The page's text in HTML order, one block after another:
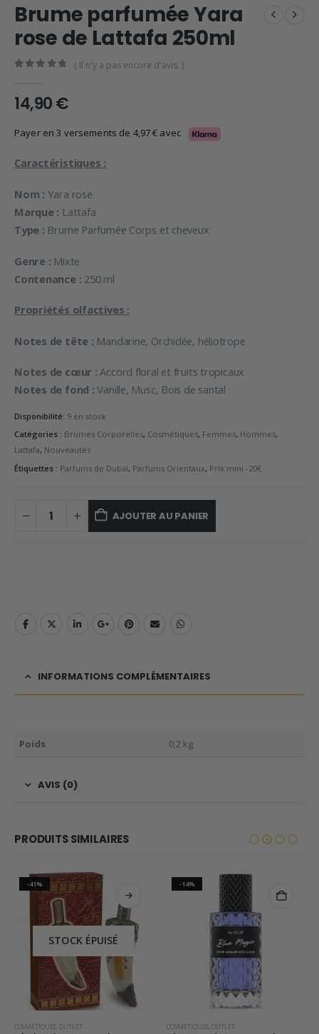
Brume parfumée Yara
rose de Lattafa 250ml
( Il n'y a pas encore d'avis. )
14,90€
Payer en 3 versements de 4,97€ avec
Caractéristiques :
Nom : Yara rose
Marque : Lattafa
Type : Brume Parfumée Corps et cheveux
Genre : Mixte
Contenance : 250 ml
Propriétés olfactives :
Notes de tête : Mandarine, Orchidée, héliotrope
Notes de cœur : Accord floral et fruits tropicaux
Notes de fond : Vanille, Musc, Bois de santal
Disponibilité: 9 en stock
Catégories : Brumes Corporelles, Cosmétiques, Femmes, Hommes,
Lattafa, Nouveautés
Étiquettes : Parfums de Dubai, Parfums Orientaux, Prix mini -20€
AJOUTER AU PANIER
INFORMATIONS COMPLÉMENTAIRES
Poids 0,2 kg
AVIS (0)
PRODUITS SIMILAIRES
-41%
STOCK ÉPUISÉ
COSMÉTIQUES OUTLET
-14%
COSMÉTIQUES OUTLET